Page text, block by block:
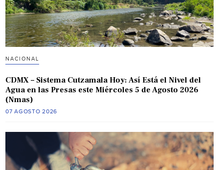
NACIONAL
CDMX – Sistema Cutzamala Hoy: Así Está el Nivel del
Agua en las Presas este Miércoles 5 de Agosto 2026
(Nmas)
07 AGOSTO 2026